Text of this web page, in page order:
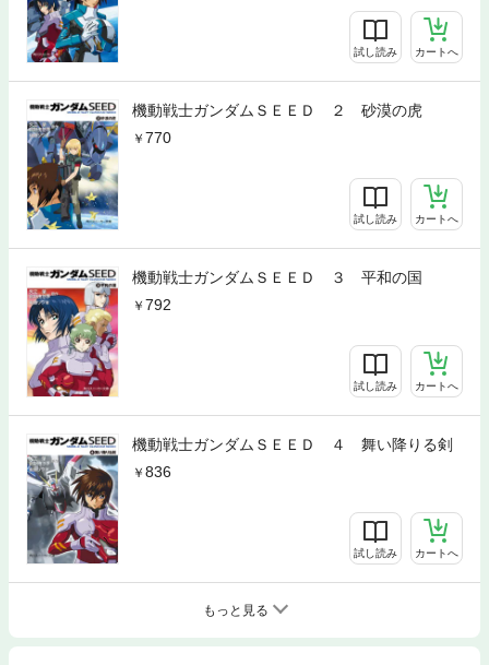
試し読み カートへ
機動戦士ガンダムＳＥＥＤ ２ 砂漠の虎
770
試し読み カートへ
機動戦士ガンダムＳＥＥＤ ３ 平和の国
792
試し読み カートへ
機動戦士ガンダムＳＥＥＤ ４ 舞い降りる剣
836
試し読み カートへ
もっと見る